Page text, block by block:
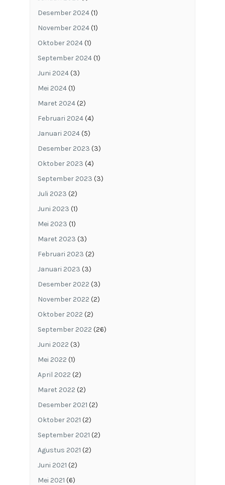
Desember 2024(1)
November 2024(1)
Oktober 2024(1)
September 2024(1)
Juni 2024(3)
Mei 2024(1)
Maret 2024(2)
Februari 2024(4)
Januari 2024(5)
Desember 2023 (3)
Oktober 2023 (4)
September 2023 (3)
Juli 2023 (2)
Juni 2023 (1)
Mei 2023 (1)
Maret 2023 (3)
Februari 2023 (2)
Januari 2023 (3)
Desember 2022 (3)
November 2022 (2)
Oktober 2022 (2)
September 2022 (26)
Juni 2022 (3)
Mei 2022 (1)
April 2022 (2)
Maret 2022 (2)
Desember 2021 (2)
Oktober 2021 (2)
September 2021 (2)
Agustus 2021 (2)
Juni 2021 (2)
Mei 2021 (6)